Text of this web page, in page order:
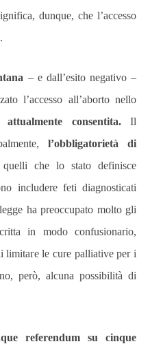
dunque, che l’accesso
– e dall’esito negativo –
l’accesso all’aborto nello
consentita.Il
l’obbligatorietà di
quelli che lo stato definisce
includere feti diagnosticati
ha preoccupato molto gli
in modo confusionario,
limitare le cure palliative per i
però, alcuna possibilità di
referendum su cinque